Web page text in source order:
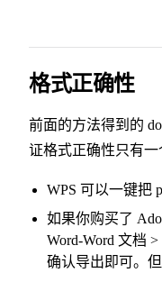
格式正确性
前面的方法得到的
证格式正确性只有一
WPS 可以一键把
如果你购买了
Word-Word 文档
确认导出即可。